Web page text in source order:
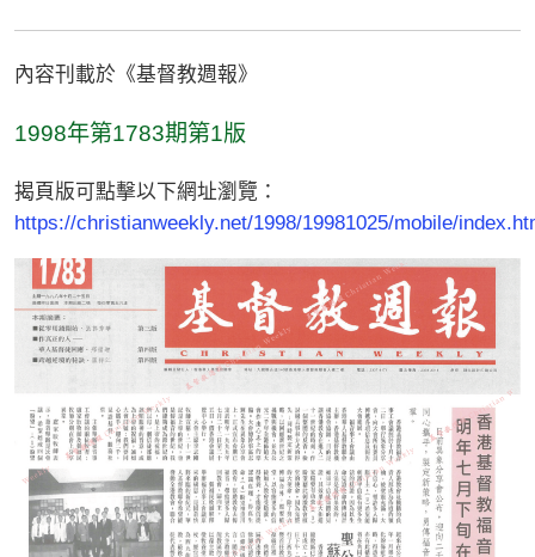
內容刊載於《基督教週報》
1998年第1783期第1版
揭頁版可點擊以下網址瀏覽：
https://christianweekly.net/1998/19981025/mobile/